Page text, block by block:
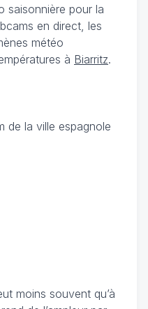
saisonnière pour la
en direct, les
météo
à Biarritz.
de la ville espagnole
moins souvent qu’à